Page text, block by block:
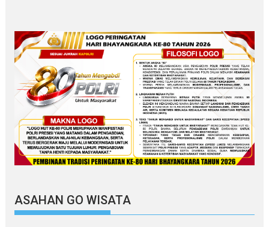
ASAHAN GO WISATA